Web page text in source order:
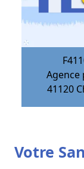
Agence
41120
Votre